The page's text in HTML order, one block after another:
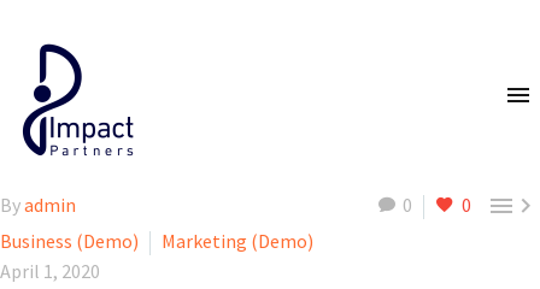
0 0 
Byadmin
Business (Demo)
Marketing (Demo)
April 1, 2020